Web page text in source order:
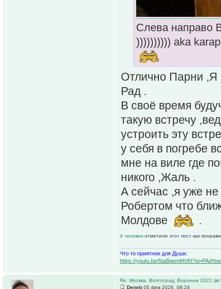
Слева направо
)))))))))) aka
Отлично Парни ,Я
Рад .
В своё время
такую встречу
устроить эту
у себя в погребе
мне на виле где
никого ,Жаль .
А сейчас ,я уже
Робертом что
Молдове
.
4 человек отметили этот пост как
Что то приятное для Души.
https://youtu.be/
Re: Москва, Волгоград, Воронеж 2021
Deneb 05 фев 2026, 08:24